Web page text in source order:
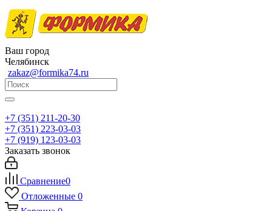
Ваш город
Челябинск
zakaz@formika74.ru
+7 (351) 211-20-30
+7 (351) 223-03-03
+7 (919) 123-03-03
Заказать звонок
Сравнение0
Отложенные 0